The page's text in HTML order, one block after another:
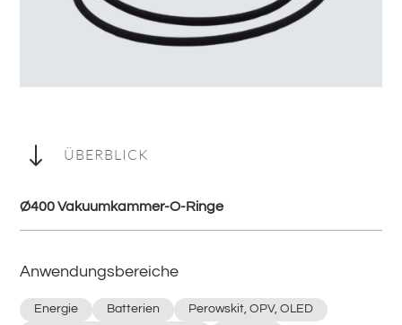
" ÜBERBLICK
Ø400 Vakuumkammer-O-Ringe
Anwendungsbereiche
Energie Batterien
Perowskit, OPV, OLED